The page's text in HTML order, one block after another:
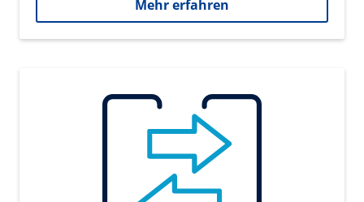
Mehr erfahren